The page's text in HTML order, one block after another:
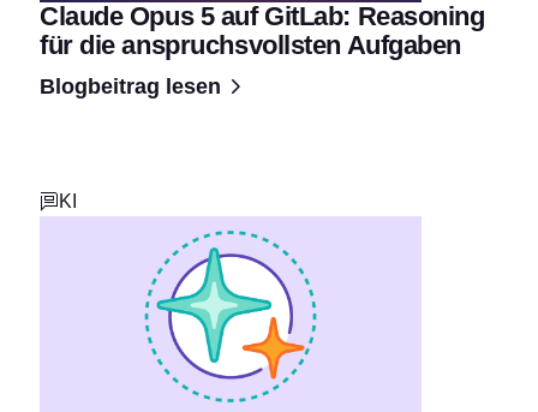
Claude Opus 5 auf GitLab: Reasoning
für die anspruchsvollsten Aufgaben
Blogbeitrag lesen
KI